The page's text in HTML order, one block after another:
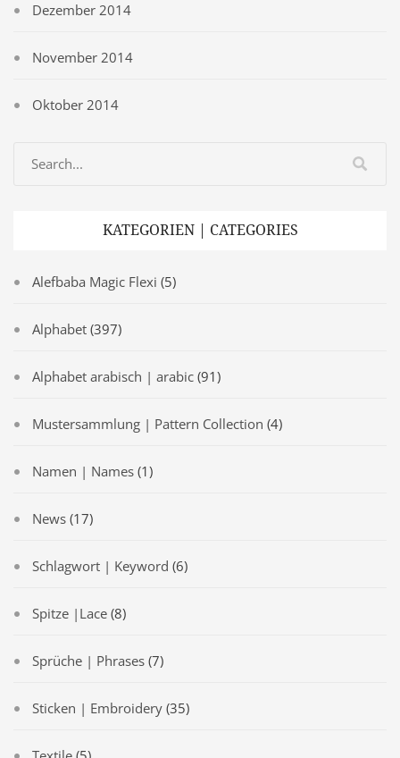
Dezember 2014
November 2014
Oktober 2014
KATEGORIEN | CATEGORIES
Alefbaba Magic Flexi (5)
Alphabet (397)
Alphabet arabisch | arabic (91)
Mustersammlung | Pattern Collection (4)
Namen | Names (1)
News (17)
Schlagwort | Keyword (6)
Spitze |Lace (8)
Sprüche | Phrases (7)
Sticken | Embroidery (35)